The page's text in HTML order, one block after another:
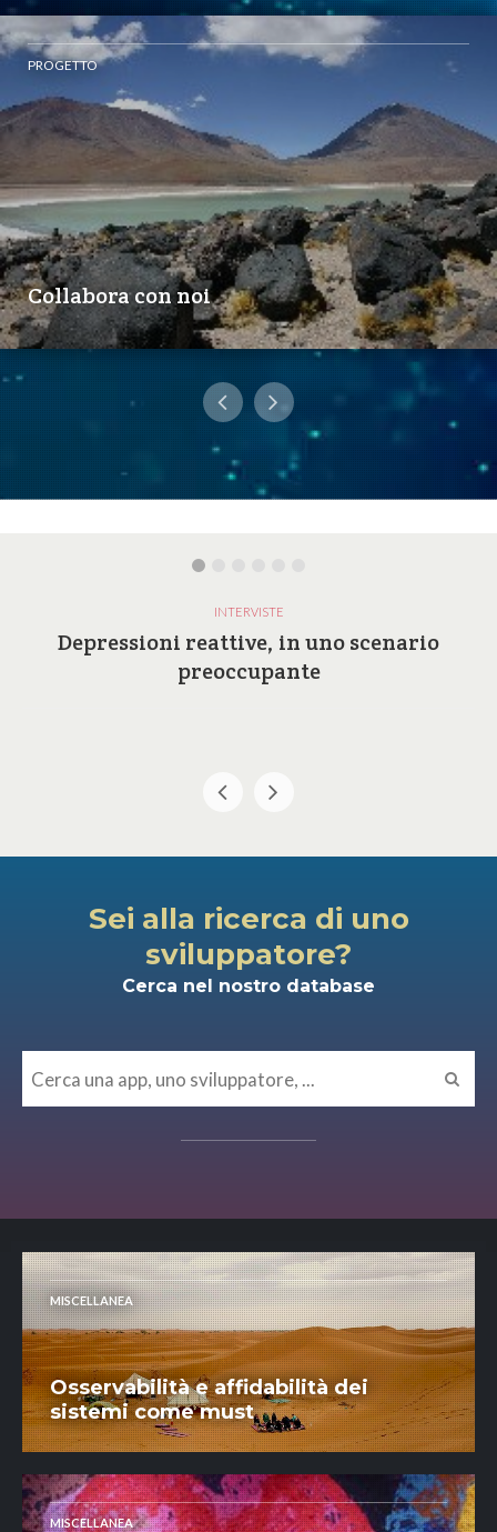
PROGETTO
Collabora con noi
INTERVISTE
Depressioni reattive, in uno scenario
preoccupante
Sei alla ricerca di uno
sviluppatore?
Cerca nel nostro database
MISCELLANEA
Osservabilità e affidabilità dei
sistemi come must
MISCELLANEA